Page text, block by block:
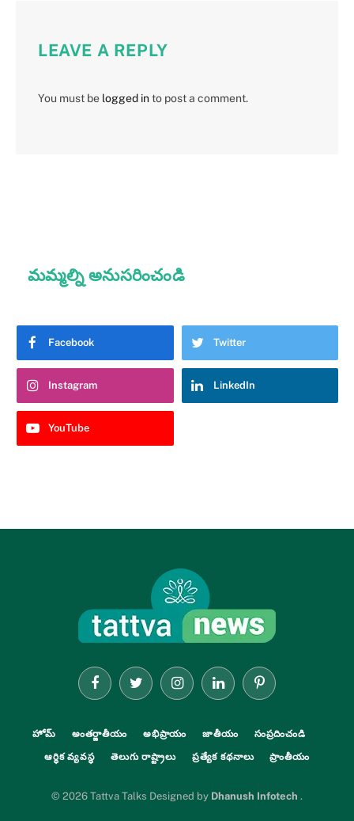
LEAVE A REPLY
You must be logged into post a comment.
మమ్మల్ని అనుసరించండి
Facebook Twitter
Instagram LinkedIn
YouTube
FacebookTwitter InstagramLinkedInPinterest
హోమ్ అంతర్జాతీయం అభిప్రాయం జాతీయం సంప్రదించండి
ఆర్థిక వ్యవస్థ తెలుగు రాష్ట్రాలు ప్రత్యేక కథనాలు ప్రాంతీయం
© 2026 Tattva Talks Designed by Dhanush Infotech .